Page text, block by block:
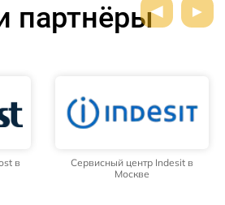
партнёры
в
Сервисный центр Indesit в
Москве